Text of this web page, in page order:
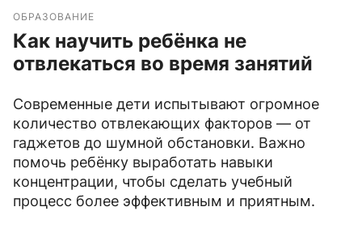
ОБРАЗОВАНИЕ
Как научить ребёнка не
отвлекаться во время занятий
Современные дети испытывают огромное
количество отвлекающих факторов — от
гаджетов до шумной обстановки. Важно
помочь ребёнку выработать навыки
концентрации, чтобы сделать учебный
процесс более эффективным и приятным.